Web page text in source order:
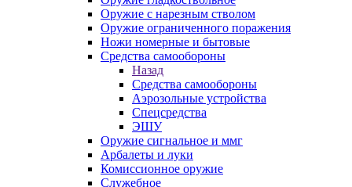
Оружие с нарезным стволом
Оружие ограниченного поражения
Ножи номерные и бытовые
Средства самообороны
Назад
Средства самообороны
Аэрозольные устройства
Спецсредства
ЭШУ
Оружие сигнальное и ммг
Арбалеты и луки
Комиссионное оружие
Служебное